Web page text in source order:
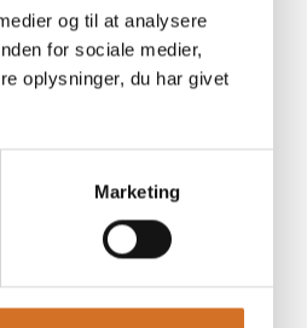
og til at analysere
for sociale medier,
oplysninger, du har givet
Marketing